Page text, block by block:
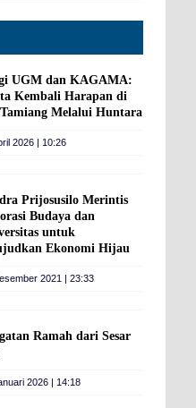
UGM dan KAGAMA:
Kembali Harapan di
Melalui Huntara
2026 | 10:26
Prijosusilo Merintis
Budaya dan
untuk
Ekonomi Hijau
2021 | 23:33
Ramah dari Sesar
2026 | 14:18